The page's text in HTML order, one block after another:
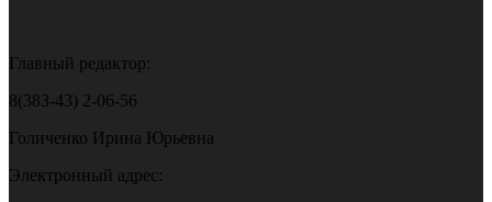
Главный редактор:
8(383-43) 2-06-56
Голиченко Ирина Юрьевна
Электронный адрес: